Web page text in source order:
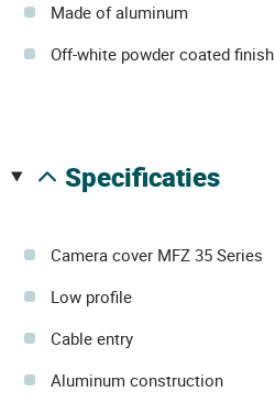
Made of aluminum
Off-white powder coated finish
specificaties
Camera cover MFZ 35 Series
Low profile
Cable entry
Aluminum construction